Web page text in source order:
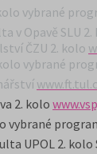
vybrané
v Opavě SLU
ČZU 2. kolo
vybrané
2. kolo
vybrané
UPOL 2. kolo